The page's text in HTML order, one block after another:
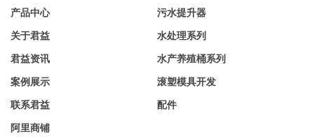
产品中心
关于君益
君益资讯
案例展示
联系君益
阿里商铺
污水提升器
水处理系列
水产养殖桶系列
滚塑模具开发
配件